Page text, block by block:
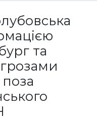
та